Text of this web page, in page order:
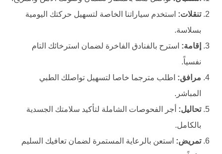
تنقلات: استخدم سياراتنا الخاصة لتسهيل حركتك اليومية
بسلاسة.
إقامة: استرح بالفنادق الفاخرة لضمان استرخائك التام
نفسياً.
مرافق: اطلب مترجما خاصا لتسهيل تواصلك الطبي
المباشر.
تحاليل: أجر الفحوصات الشاملة لتأكيد سلامتك الجسدية
بالكامل.
تمريض: استعن بالرعاية المستمرة لضمان تعافيك السليم